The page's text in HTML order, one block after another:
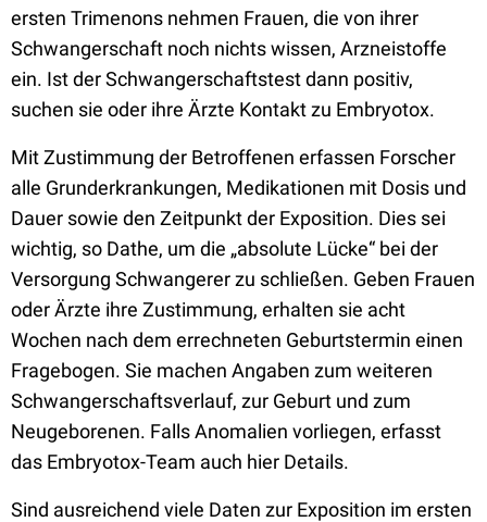
ersten Trimenons nehmen Frauen, die von ihrer
Schwangerschaft noch nichts wissen, Arzneistoffe
ein. Ist der Schwangerschaftstest dann positiv,
suchen sie oder ihre Ärzte Kontakt zu Embryotox.
Mit Zustimmung der Betroffenen erfassen Forscher
alle Grunderkrankungen, Medikationen mit Dosis und
Dauer sowie den Zeitpunkt der Exposition. Dies sei
wichtig, so Dathe, um die „absolute Lücke“ bei der
Versorgung Schwangerer zu schließen. Geben Frauen
oder Ärzte ihre Zustimmung, erhalten sie acht
Wochen nach dem errechneten Geburtstermin einen
Fragebogen. Sie machen Angaben zum weiteren
Schwangerschaftsverlauf, zur Geburt und zum
Neugeborenen. Falls Anomalien vorliegen, erfasst
das Embryotox-Team auch hier Details.
Sind ausreichend viele Daten zur Exposition im ersten